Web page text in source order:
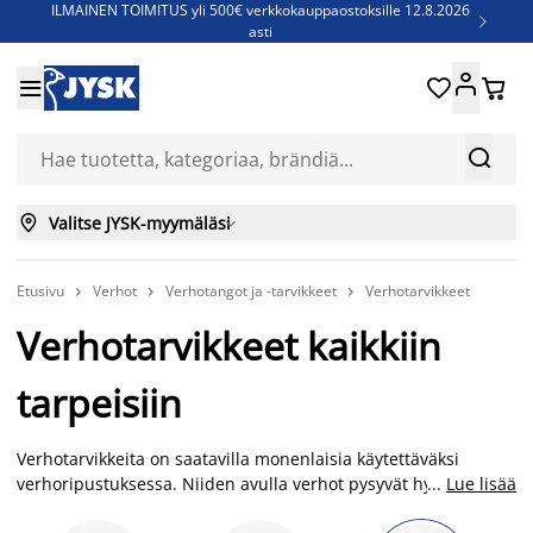
ILMAINEN TOIMITUS yli 500€ verkkokauppaostoksille 12.8.2026
asti

Jenkkisänkyjä - Säästä jopa 60%


 
 Valitse JYSK-myymäläsi
Etusivu  Verhot  Verhotangot ja -tarvikkeet  Verhotarvikkeet
Verhotarvikkeet kaikkiin
tarpeisiin
Verhotarvikkeita on saatavilla monenlaisia käytettäväksi
verhoripustuksessa. Niiden avulla verhot pysyvät hyvin
... Lue lisää